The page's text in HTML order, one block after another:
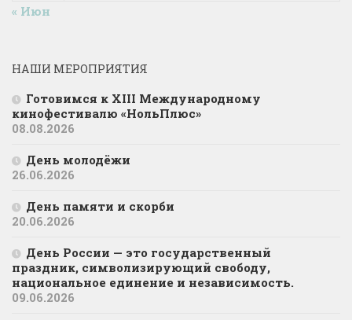
« Июн
НАШИ МЕРОПРИЯТИЯ
Готовимся к XIII Международному
кинофестивалю «НольПлюс»
08.08.2026
День молодёжи
26.06.2026
День памяти и скорби
20.06.2026
День России — это государственный
праздник, символизирующий свободу,
национальное единение и независимость.
09.06.2026